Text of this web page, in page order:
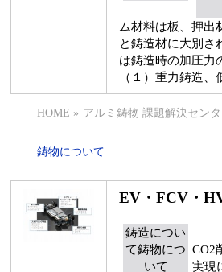
ム材料は板、押出
と鋳造材に大別さ
は鋳造時の加圧力
（１）重力鋳造
HOME » アルミ鋳物 課題解決セン
鋳物について
EV・FCV・
鋳造につい
て鋳物につ
いて
CO2
実現